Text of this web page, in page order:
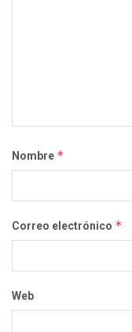
Nombre *
Correo electrónico *
Web